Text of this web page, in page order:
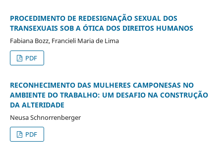
PROCEDIMENTO DE REDESIGNAÇÃO SEXUAL DOS
TRANSEXUAIS SOB A ÓTICA DOS DIREITOS HUMANOS
Fabiana Bozz, Francieli Maria de Lima
PDF
RECONHECIMENTO DAS MULHERES CAMPONESAS NO
AMBIENTE DO TRABALHO: UM DESAFIO NA CONSTRUÇÃO
DA ALTERIDADE
Neusa Schnorrenberger
PDF